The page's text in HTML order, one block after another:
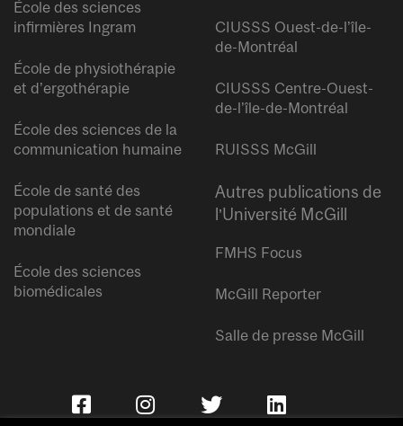
École des sciences
infirmières Ingram
École de physiothérapie
et d’ergothérapie
École des sciences de la
communication humaine
École de santé des
populations et de santé
mondiale
École des sciences
biomédicales
CIUSSS Ouest-de-l’île-
de-Montréal
CIUSSS Centre-Ouest-
de-l’île-de-Montréal
RUISSS McGill
Autres publications de
l’Université McGill
FMHS Focus
McGill Reporter
Salle de presse McGill